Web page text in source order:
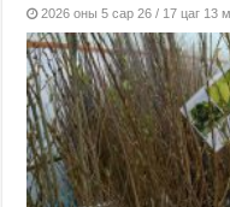
2026 оны 5 сар 26 / 17 цаг 13